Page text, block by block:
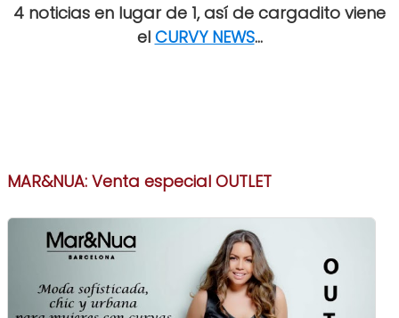
4 noticias en lugar de 1, así de cargadito viene
el CURVY NEWS...
MAR&NUA: Venta especial OUTLET